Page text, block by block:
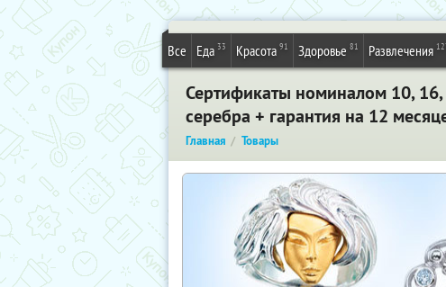
Все Еда 33 Красота 91 Здоровье 81 Развлечения
Сертификаты номиналом 10,
серебра + гарантия на 12
Главная Товары